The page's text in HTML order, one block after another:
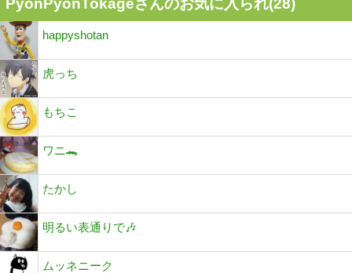
PyonPyonTokageさんのお気に入られ(28)
happyshotan
虎っち
もちこ
ワニ🐊
たかし
明るい表通りで🎶
ムッネニーク